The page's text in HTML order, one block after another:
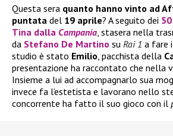
Questa sera quanto hanno vinto ad
puntata del 19 aprile? A seguito dei
Tina dalla Campania, stasera nella
da Stefano De Martino su Rai 1 a fare
studio è stato Emilio, pacchista della
presentazione ha raccontato che nella
Insieme a lui ad accompagnarlo sua
invece fa l’estetista e lavorano nello
concorrente ha fatto il suo gioco con il